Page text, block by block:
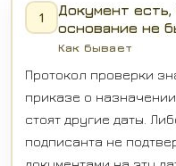
1
Документ
основание не
Как бывает
Протокол проверки
приказе о
стоят другие даты.
подписанта не